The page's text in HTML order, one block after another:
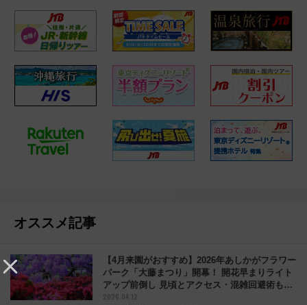
オススメ記事
【4月来園がおすすめ】2026年あしかがフラワー
パーク「大藤まつり」開幕！ 開花早まりライト
アップ前倒し 見頃とアクセス・混雑回避術も解
説
2026.04.12